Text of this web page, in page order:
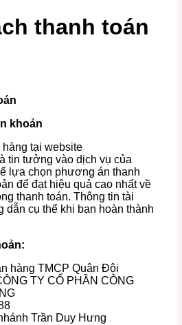
thanh toán
khoản
tại website
tin tưởng vào dịch vụ của
lựa chọn phương án thanh
để đạt hiệu quả cao nhất về
thanh toán. Thông tin tài
cụ thể khi bạn hoàn thành
hàng TMCP Quân Đội
TY CỔ PHẦN CÔNG
Trần Duy Hưng